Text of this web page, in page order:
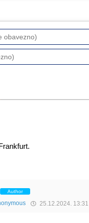
Author
25.12.2024. 13:31